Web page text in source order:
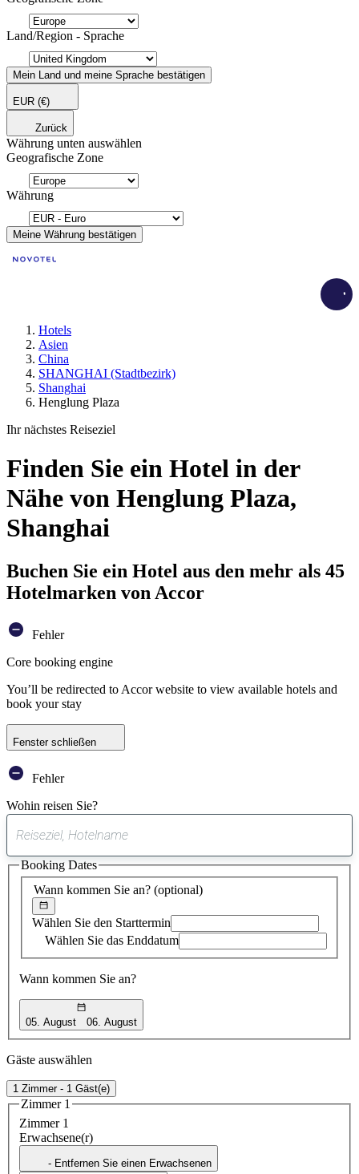
Land/Region - Sprache
Mein Land und meine Sprache bestätigen
EUR (€)
Zurück
Währung unten auswählen
Geografische Zone
Währung
Meine Währung bestätigen
Hotels
Asien
China
SHANGHAI (Stadtbezirk)
Shanghai
Henglung Plaza
Ihr nächstes Reiseziel
Finden Sie ein Hotel in der
Nähe von Henglung Plaza,
Shanghai
Buchen Sie ein Hotel aus den mehr als 45
Hotelmarken von Accor
Fehler
Core booking engine
You’ll be redirected to Accor website to view available hotels and
book your stay
Fenster schließen
Fehler
Wohin reisen Sie?
gefundener
Vorschlag
Wann kommen Sie an? (optional)
Wählen Sie den Starttermin
Wählen Sie das Enddatum
Wann kommen Sie an?
05. August 06. August
Booking Dates
Gäste auswählen
1 Zimmer - 1 Gäst(e)
Zimmer 1
Zimmer 1
Erwachsene(r)
- Entfernen Sie einen Erwachsenen